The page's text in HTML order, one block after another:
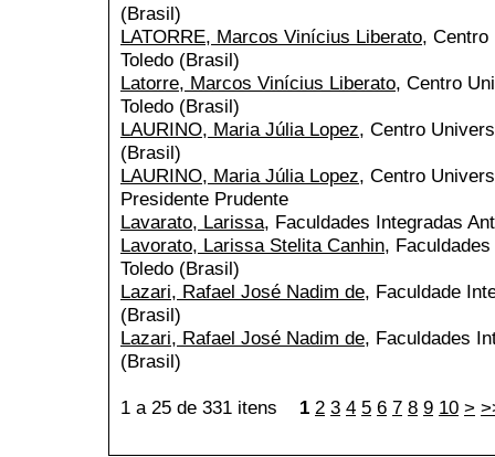
(Brasil)
LATORRE, Marcos Vinícius Liberato, Centro
Toledo (Brasil)
Latorre, Marcos Vinícius Liberato, Centro
Toledo (Brasil)
LAURINO, Maria Júlia Lopez, Centro
(Brasil)
LAURINO, Maria Júlia Lopez, Centro
Presidente Prudente
Lavarato, Larissa, Faculdades Integradas
Lavorato, Larissa Stelita Canhin,
Toledo (Brasil)
Lazari, Rafael José Nadim de, Faculdade
(Brasil)
Lazari, Rafael José Nadim de, Faculdades
(Brasil)
1 a 25 de 331 itens 1 2 3 4 5 6 7 8 9 10 >